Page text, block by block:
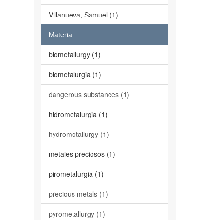
Villanueva, Samuel (1)
Materia
biometallurgy (1)
biometalurgia (1)
dangerous substances (1)
hidrometalurgia (1)
hydrometallurgy (1)
metales preciosos (1)
pirometalurgia (1)
precious metals (1)
pyrometallurgy (1)